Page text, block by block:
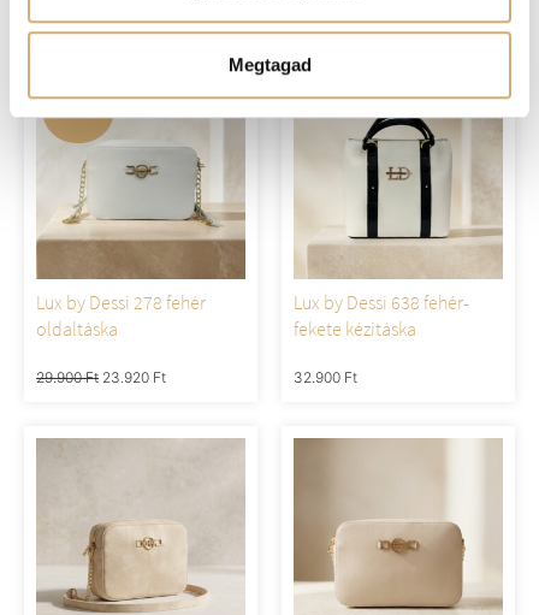
Megtagad
Lux by Dessi 278 fehér
oldaltáska
29.900Ft 23.920 Ft
Lux by Dessi 638 fehér-
fekete kézitáska
32.900 Ft